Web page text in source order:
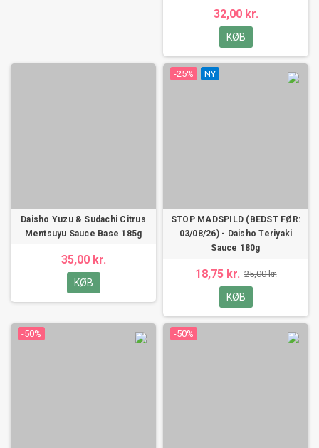
32,00 kr.
KØB
Daisho Yuzu & Sudachi Citrus
Mentsuyu Sauce Base 185g
35,00 kr.
KØB
-25% NY
STOP MADSPILD (BEDST FØR:
03/08/26) - Daisho Teriyaki
Sauce 180g
18,75 kr. 25,00 kr.
KØB
-50% -50%